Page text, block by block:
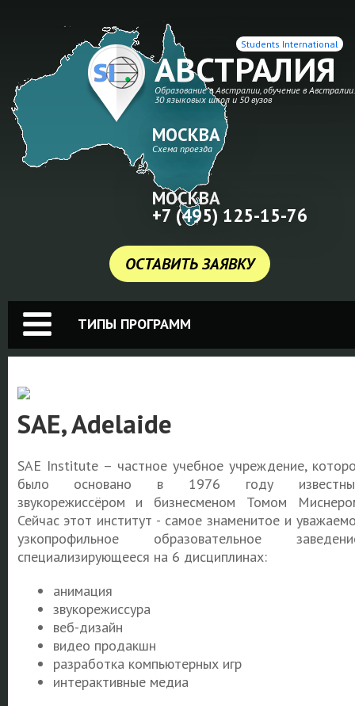
АВСТРАЛИЯ
Образование в Австралии, обучение в Австралии.
30 языковых школ и 50 вузов
Students International
ОСТАВИТЬ ЗАЯВКУ
МОСКВА
Схема проезда
МОСКВА
+7 (495) 125-15-76
ТИПЫ ПРОГРАММ
SAE, Adelaide
SAE Institute – частное учебное учреждение,
было основано в 1976 году
звукорежиссёром и бизнесменом Томом
Сейчас этот институт - самое знаменитое и
узкопрофильное образовательное
специализирующееся на 6 дисциплинах:
анимация
звукорежиссура
веб-дизайн
видео продакшн
разработка компьютерных игр
интерактивные медиа